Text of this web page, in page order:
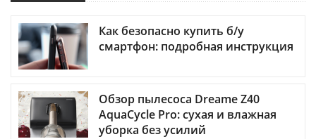
Как безопасно купить б/у
смартфон: подробная инструкция
Обзор пылесоса Dreame Z40
AquaCycle Pro: сухая и влажная
уборка без усилий